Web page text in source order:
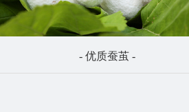
- 优质蚕茧 -